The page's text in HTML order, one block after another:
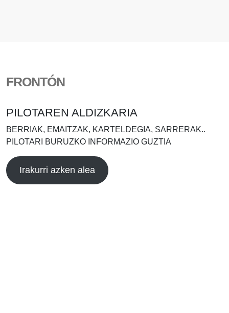
FRONTÓN
PILOTAREN ALDIZKARIA
BERRIAK, EMAITZAK, KARTELDEGIA, SARRERAK..
PILOTARI BURUZKO INFORMAZIO GUZTIA
Irakurri azken alea